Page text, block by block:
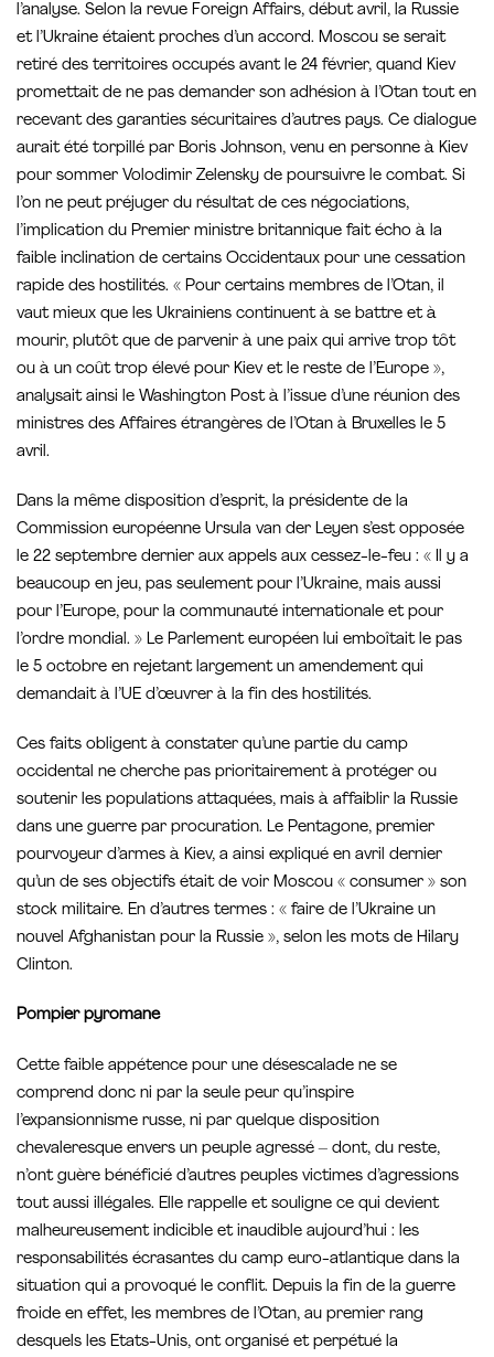
l’analyse. Selon la revue Foreign Affairs, début avril, la Russie
et l’Ukraine étaient proches d’un accord. Moscou se serait
retiré des territoires occupés avant le 24 février, quand Kiev
promettait de ne pas demander son adhésion à l’Otan tout en
recevant des garanties sécuritaires d’autres pays. Ce dialogue
aurait été torpillé par Boris Johnson, venu en personne à Kiev
pour sommer Volodimir Zelensky de poursuivre le combat. Si
l’on ne peut préjuger du résultat de ces négociations,
l’implication du Premier ministre britannique fait écho à la
faible inclination de certains Occidentaux pour une cessation
rapide des hostilités. « Pour certains membres de l’Otan, il
vaut mieux que les Ukrainiens continuent à se battre et à
mourir, plutôt que de parvenir à une paix qui arrive trop tôt
ou à un coût trop élevé pour Kiev et le reste de l’Europe »,
analysait ainsi le Washington Post à l’issue d’une réunion des
ministres des Affaires étrangères de l’Otan à Bruxelles le 5
avril.
Dans la même disposition d’esprit, la présidente de la
Commission européenne Ursula van der Leyen s’est opposée
le 22 septembre dernier aux appels aux cessez-le-feu : « Il y a
beaucoup en jeu, pas seulement pour l’Ukraine, mais aussi
pour l’Europe, pour la communauté internationale et pour
l’ordre mondial. » Le Parlement européen lui emboîtait le pas
le 5 octobre en rejetant largement un amendement qui
demandait à l’UE d’œuvrer à la fin des hostilités.
Ces faits obligent à constater qu’une partie du camp
occidental ne cherche pas prioritairement à protéger ou
soutenir les populations attaquées, mais à affaiblir la Russie
dans une guerre par procuration. Le Pentagone, premier
pourvoyeur d’armes à Kiev, a ainsi expliqué en avril dernier
qu’un de ses objectifs était de voir Moscou « consumer » son
stock militaire. En d’autres termes : « faire de l’Ukraine un
nouvel Afghanistan pour la Russie », selon les mots de Hilary
Clinton.
Pompier pyromane
Cette faible appétence pour une désescalade ne se
comprend donc ni par la seule peur qu’inspire
l’expansionnisme russe, ni par quelque disposition
chevaleresque envers un peuple agressé – dont, du reste,
n’ont guère bénéficié d’autres peuples victimes d’agressions
tout aussi illégales. Elle rappelle et souligne ce qui devient
malheureusement indicible et inaudible aujourd’hui : les
responsabilités écrasantes du camp euro-atlantique dans la
situation qui a provoqué le conflit. Depuis la fin de la guerre
froide en effet, les membres de l’Otan, au premier rang
desquels les Etats-Unis, ont organisé et perpétué la